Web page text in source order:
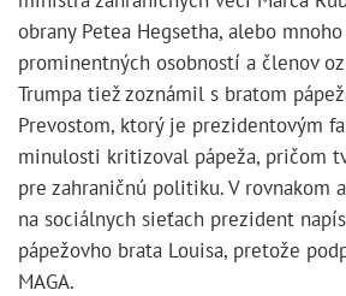
obrany Petea Hegsetha, alebo
prominentných osobností a členov
Trumpa tiež zoznámil s bratom
Prevostom, ktorý je prezidentovým
minulosti kritizoval pápeža, pričom
pre zahraničnú politiku. V rovnakom
na sociálnych sieťach prezident
pápežovho brata Louisa, pretože
MAGA.